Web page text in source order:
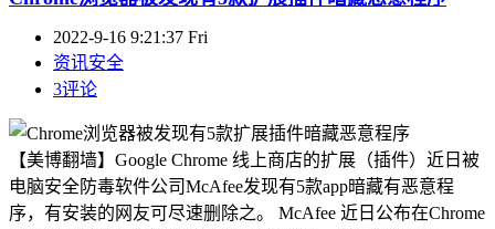
2022-9-16 9:21:37 Fri
资讯安全
3评论
【美博翻墙】Google Chrome 线上商店的扩展（插件）近日被
电脑安全防毒软件公司McAfee发现有5款app暗藏有恶意程
序，有安装的网友可尽速删除之。 McAfee 近日公布在Chrome